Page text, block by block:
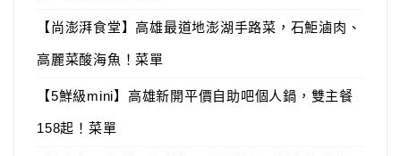
【尚澎湃食堂】高雄最道地澎湖手路菜，石鮔滷肉、
高麗菜酸海魚！菜單
【5鮮級mini】高雄新開平價自助吧個人鍋，雙主餐
158起！菜單